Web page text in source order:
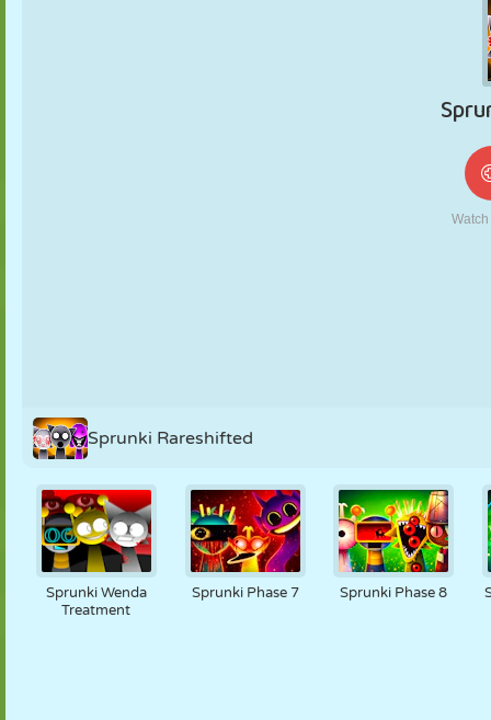
ROBOTS
Sprunki Rareshifted
Sprunki Wenda
Treatment
Sprunki Phase 7 Sprunki Phase 8